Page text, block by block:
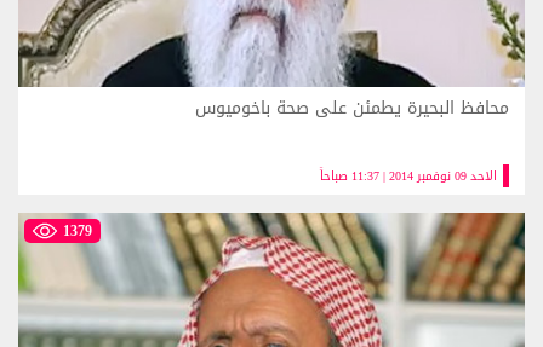
الاحد 09 نوفمبر 2014 | 11:37 صباحاً
محافظ البحيرة يطمئن على صحة باخوميوس
1379